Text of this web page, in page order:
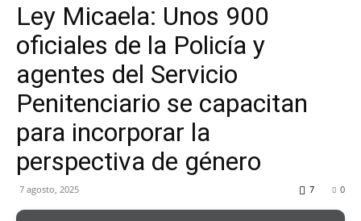
Ley Micaela: Unos 900
oficiales de la Policía y
agentes del Servicio
Penitenciario se capacitan
para incorporar la
perspectiva de género
7 agosto, 2025 0
7